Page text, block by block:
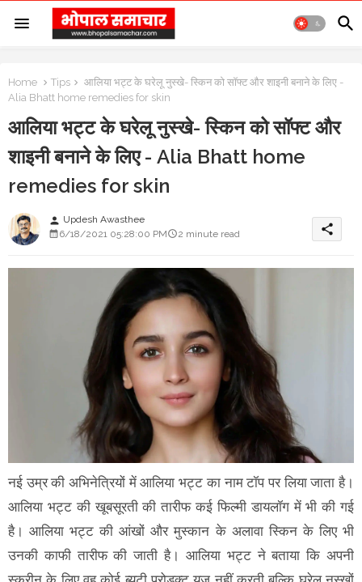
Home Tips
आलिया भट्ट के घरेलू नुस्खे- स्किन को सॉफ्ट और शाइनी बनाने के लिए -
Alia Bhatt home remedies for skin
आलिया भट्ट के घरेलू नुस्खे- स्किन को सॉफ्ट और
शाइनी बनाने के लिए - Alia Bhatt home
remedies for skin
person Updesh Awasthee
6/18/2021 05:28:00 PM
2 minute read share
नई उम्र की अभिनेत्रियों में आलिया भट्ट का नाम टॉप पर लिया जाता है।
आलिया भट्ट की खूबसूरती की तारीफ कई फिल्मी डायलॉग में भी की गई
है। आलिया भट्ट की आंखों और मुस्कान के अलावा स्किन के लिए भी
उनकी काफी तारीफ की जाती है। आलिया भट्ट ने बताया कि अपनी